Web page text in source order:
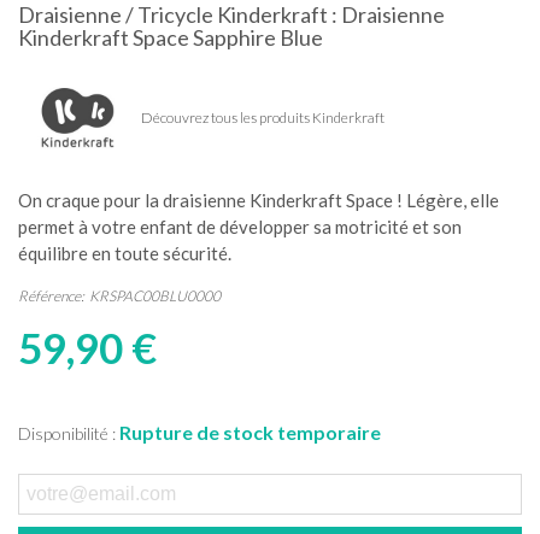
Draisienne / Tricycle Kinderkraft : Draisienne
Kinderkraft Space Sapphire Blue
Découvrez tous les produits Kinderkraft
On craque pour la draisienne Kinderkraft Space ! Légère, elle
permet à votre enfant de développer sa motricité et son
équilibre en toute sécurité.
Référence: KRSPAC00BLU0000
59,90 €
Disponibilité : Rupture de stock temporaire